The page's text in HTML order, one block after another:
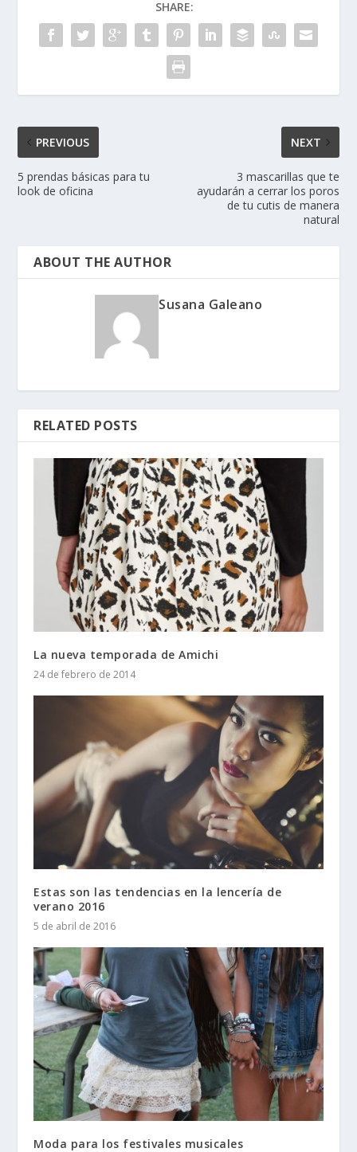
SHARE:
PREVIOUS
5 prendas básicas para tu
look de oficina
NEXT
3 mascarillas que te
ayudarán a cerrar los poros
de tu cutis de manera
natural
ABOUT THE AUTHOR
Susana Galeano
RELATED POSTS
La nueva temporada de Amichi
24 de febrero de 2014
Estas son las tendencias en la lencería de
verano 2016
5 de abril de 2016
Moda para los festivales musicales